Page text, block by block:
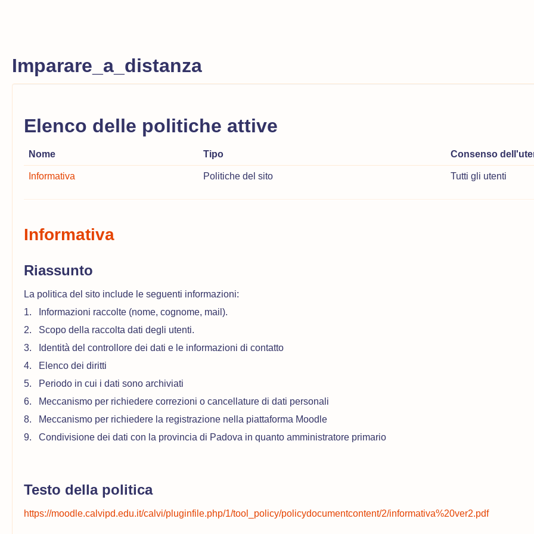
Imparare_a_distanza
Elenco delle politiche attive
Nome Tipo Consenso
Informativa Politiche del sito Tutti gli utenti
Informativa
Riassunto
La politica del sito include le seguenti informazioni:
1. I nformazioni raccolte (nome, cognome, mail).
2. Scopo della raccolta dati degli utenti.
3. Identità del controllore dei dati e le informazioni di contatto
4. E lenco dei diritti
5. Periodo in cui i dati sono archiviati
6. Meccanismo per richiedere correzioni o cancellature di dati personali
8. Meccanismo per richiedere la registrazione nella piattaforma Moodle
9. Condivisione dei dati con la provincia di Padova in quanto amministratore primario
Testo della politica
https://moodle.calvipd.edu.it/calvi/pluginfile.php/1/tool_policy/policydocumentcontent/2/informativa%20ver2.pdf